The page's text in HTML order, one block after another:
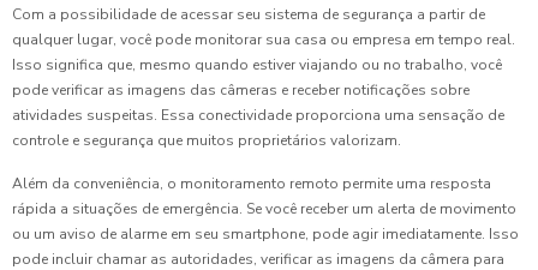
Com a possibilidade de acessar seu sistema de segurança a partir de
qualquer lugar, você pode monitorar sua casa ou empresa em tempo real.
Isso significa que, mesmo quando estiver viajando ou no trabalho, você
pode verificar as imagens das câmeras e receber notificações sobre
atividades suspeitas. Essa conectividade proporciona uma sensação de
controle e segurança que muitos proprietários valorizam.
Além da conveniência, o monitoramento remoto permite uma resposta
rápida a situações de emergência. Se você receber um alerta de movimento
ou um aviso de alarme em seu smartphone, pode agir imediatamente. Isso
pode incluir chamar as autoridades, verificar as imagens da câmera para